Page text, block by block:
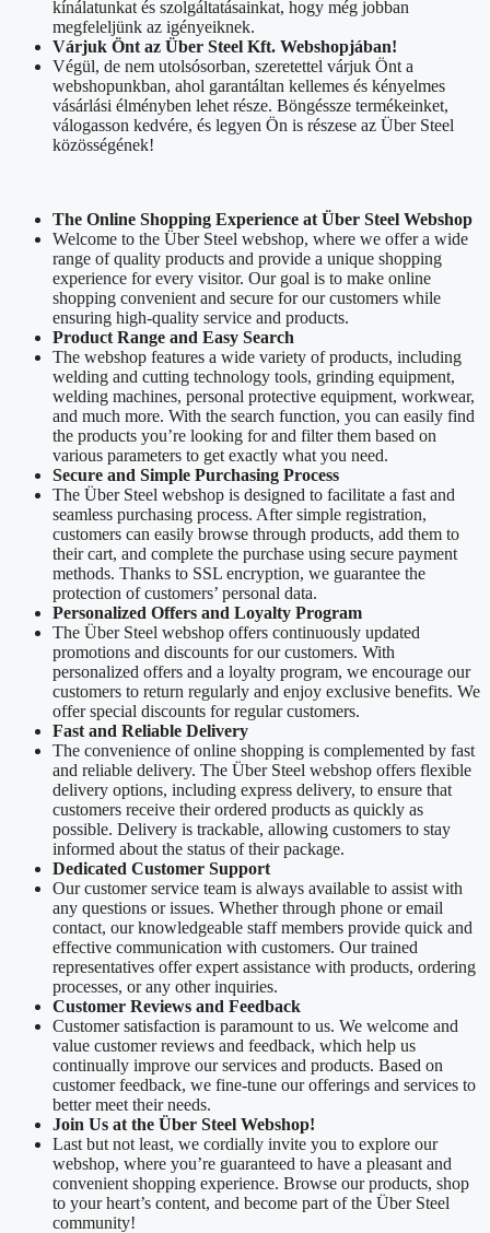
kínálatunkat és szolgáltatásainkat, hogy még jobban
megfeleljünk az igényeiknek.
Várjuk Önt az Über Steel Kft. Webshopjában!
Végül, de nem utolsósorban, szeretettel várjuk Önt a
webshopunkban, ahol garantáltan kellemes és kényelmes
vásárlási élményben lehet része. Böngéssze termékeinket,
válogasson kedvére, és legyen Ön is részese az Über Steel
közösségének!
The Online Shopping Experience at Über Steel Webshop
Welcome to the Über Steel webshop, where we offer a wide
range of quality products and provide a unique shopping
experience for every visitor. Our goal is to make online
shopping convenient and secure for our customers while
ensuring high-quality service and products.
Product Range and Easy Search
The webshop features a wide variety of products, including
welding and cutting technology tools, grinding equipment,
welding machines, personal protective equipment, workwear,
and much more. With the search function, you can easily find
the products you’re looking for and filter them based on
various parameters to get exactly what you need.
Secure and Simple Purchasing Process
The Über Steel webshop is designed to facilitate a fast and
seamless purchasing process. After simple registration,
customers can easily browse through products, add them to
their cart, and complete the purchase using secure payment
methods. Thanks to SSL encryption, we guarantee the
protection of customers’ personal data.
Personalized Offers and Loyalty Program
The Über Steel webshop offers continuously updated
promotions and discounts for our customers. With
personalized offers and a loyalty program, we encourage our
customers to return regularly and enjoy exclusive benefits. We
offer special discounts for regular customers.
Fast and Reliable Delivery
The convenience of online shopping is complemented by fast
and reliable delivery. The Über Steel webshop offers flexible
delivery options, including express delivery, to ensure that
customers receive their ordered products as quickly as
possible. Delivery is trackable, allowing customers to stay
informed about the status of their package.
Dedicated Customer Support
Our customer service team is always available to assist with
any questions or issues. Whether through phone or email
contact, our knowledgeable staff members provide quick and
effective communication with customers. Our trained
representatives offer expert assistance with products, ordering
processes, or any other inquiries.
Customer Reviews and Feedback
Customer satisfaction is paramount to us. We welcome and
value customer reviews and feedback, which help us
continually improve our services and products. Based on
customer feedback, we fine-tune our offerings and services to
better meet their needs.
Join Us at the Über Steel Webshop!
Last but not least, we cordially invite you to explore our
webshop, where you’re guaranteed to have a pleasant and
convenient shopping experience. Browse our products, shop
to your heart’s content, and become part of the Über Steel
community!